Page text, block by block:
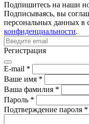
Подпишитесь на наши
Подписываясь, вы
персональных данных в
конфиденциальности.
Регистрация
E-mail *
Ваше имя *
Ваша фамилия *
Пароль *
Подтверждение пароля *